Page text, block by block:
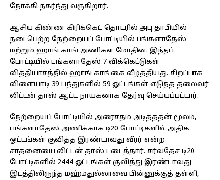
நோக்கி நகர்ந்து வருகிறார்.
ஆசிய கிண்ண கிரிக்கெட் தொடரில் அபு தாபியில்
நடைபெற்ற நேற்றையப் போட்டியில் பங்களாதேஸ்
மற்றும் ஹாங் காங் அணிகள் மோதின. இந்தப்
போட்டியில் பங்களாதேஸ் 7 விக்கெட்டுகள்
வித்தியாசத்தில் ஹாங் காங்கை வீழ்த்தியது. சிறப்பாக
விளையாடி 39 பந்துகளில் 59 ஓட்டங்கள் எடுத்த தலைவர்
லிட்டன் தாஸ் ஆட்ட நாயகனாக தேர்வு செய்யப்பட்டார்.
நேற்றையப் போட்டியில் அரைசதம் அடித்ததன் மூலம்,
பங்களாதேஸ் அணிக்காக டி20 போட்டிகளில் அதிக
ஓட்டங்கள் குவித்த இரண்டாவது வீரர் என்ற
சாதனையை லிட்டன் தாஸ் படைத்தார். சர்வதேச டி20
போட்டிகளில் 2444 ஓட்டங்கள் குவித்து இரண்டாவது
இடத்திலிருந்த மஹ்மதுல்லாவை பின்னுக்குத் தள்ளி,